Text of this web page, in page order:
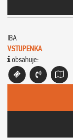
IBA
VSTUPENKA
obsahuje: